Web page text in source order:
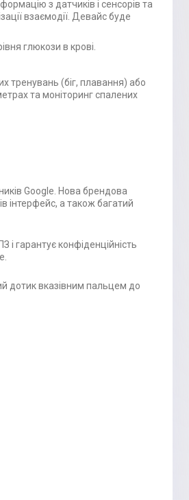
з датчиків і сенсорів та
взаємодії. Девайс буде
глюкози в крові.
тренувань (біг, плавання) або
та моніторинг спалених
Google. Нова брендова
інтерфейс, а також багатий
гарантує конфіденційність
дотик вказівним пальцем до